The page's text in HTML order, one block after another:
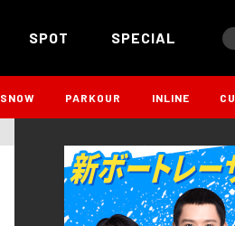
SPOT SPECIAL
SNOW PARKOUR INLINE